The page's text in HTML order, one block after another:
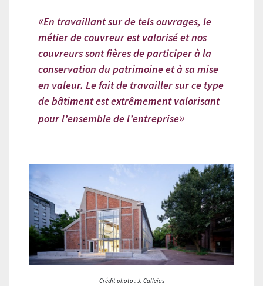
En travaillant sur de tels ouvrages, le
métier de couvreur est valorisé et nos
couvreurs sont fières de participer à la
conservation du patrimoine et à sa mise
en valeur. Le fait de travailler sur ce type
de bâtiment est extrêmement valorisant
pour l’ensemble de l’entreprise
Crédit photo : J. Callejas